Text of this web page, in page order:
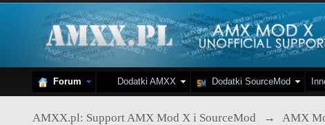
Forum Dodatki AMXX Dodatki SourceMod
AMXX.pl: Support AMX Mod X i SourceMod → AMX